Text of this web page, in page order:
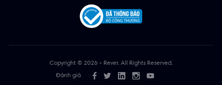
Copyright © 2026 - Rever. All Rights Reserved.
Đánh giá